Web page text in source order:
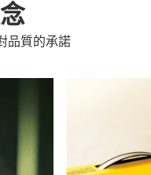
品質的承諾